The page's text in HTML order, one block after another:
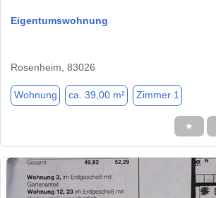
Eigentumswohnung
Rosenheim, 83026
Wohnung ca. 39,00 m² Zimmer 1
★